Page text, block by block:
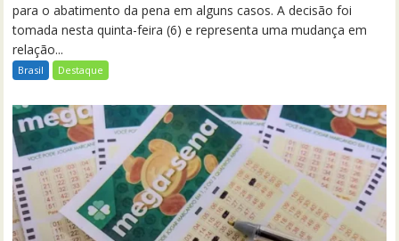
para o abatimento da pena em alguns casos. A decisão foi
tomada nesta quinta-feira (6) e representa uma mudança em
relação...
Brasil Destaque